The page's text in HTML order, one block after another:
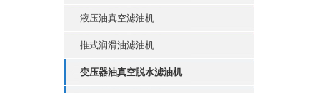
液压油真空滤油机
推式润滑油滤油机
变压器油真空脱水滤油机